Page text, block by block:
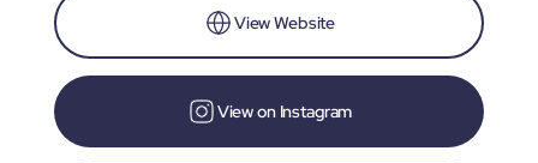
View Website
View on Instagram